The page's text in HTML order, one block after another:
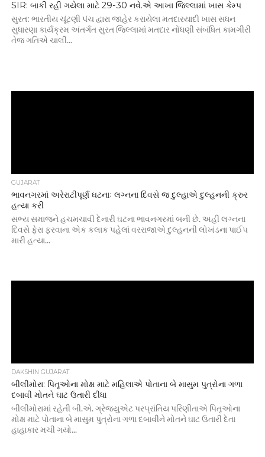
SIR: બાકી રહી ગયેલા માટે 29-30 નવે.એ આખા જિલ્લામાં ખાસ કેમ્પ
સુરત: ભારતીય ચૂંટણી પંચ દ્વારા જાહેર કરાયેલા મતદારયાદી ખાસ સધન
સુધારણા કાર્યક્રમ અંતર્ગત સુરત જિલ્લામાં મતદાર નોંધણી સંબંધિત કામગીરી
તેજ ગતિએ ચાલી...
GUJARAT
ભાવનગરમાં અરેરાટીપૂર્ણ ઘટનાઃ લગ્નના દિવસે જ દુલ્હાએ દુલ્હનની ક્રુર
હત્યા કરી
સભ્ય સમાજને હચમચાવી દેનારી ઘટના ભાવનગરમાં બની છે. અહીં લગ્નના
દિવસે ફેરા ફરવાના એક કલાક પહેલાં વરરાજાએ દુલ્હનની લોખંડના પાઈપ
મારી હત્યા...
DAKSHIN GUJARAT
બીલીમોરા: પિતૃઓના મોક્ષ માટે મહિલાએ પોતાના બે માસુમ પુત્રોના ગળા
દબાવી મોતને ઘાટ ઉતારી દીધા
બીલીમોરામાં રહેતી બી.એ. ગ્રેજ્યુએટ પરપ્રાંતિય પરિણીતાએ પિતૃઓના
મોક્ષ માટે પોતાના બે માસુમ પુત્રોના ગળા દબાવીને મોતને ઘાટ ઉતારી દેતા
હાહાકાર મચી ગયો...